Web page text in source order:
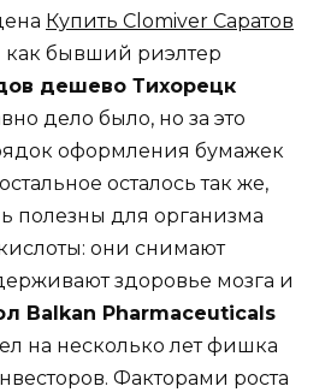
Купить Clomiver Саратов
как бывший риэлтер
дешево Тихорецк
дело было, но за это
оформления бумажек
осталось так же,
полезны для организма
они снимают
здоровье мозга и
Balkan Pharmaceuticals
на несколько лет фишка
Факторами роста